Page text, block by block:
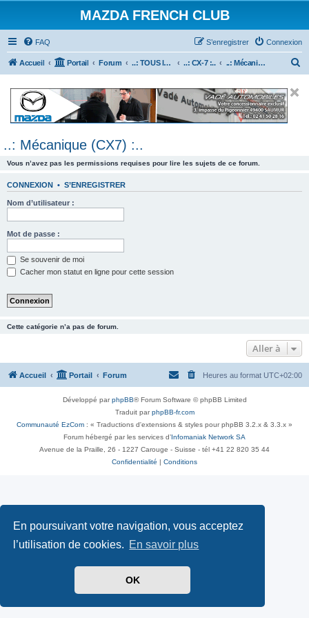
En poursuivant votre navigation, vous acceptez
l’utilisation de cookies. En savoir plus
OK
MAZDA FRENCH CLUB
FAQ Connexion
S’enregistrer
Accueil Portail Forum ..: TOUS les Véhicules MAZDA :.. ..: CX-7 :.. ..: Mécanique (CX7) :..
e
..: Mécanique (CX7) :..
Vous n’avez pas les permissions requises pour lire les sujets de ce forum.
CONNEXION • S’ENREGISTRER
Nom d’utilisateur :
Mot de passe :
Se souvenir de moi
Cacher mon statut en ligne pour cette session
Cette catégorie n’a pas de forum.
Aller à
Accueil Portail Forum Heures au format UTC+02:00
Développé parphpBB® Forum Software © phpBB Limited
Traduit parphpBB-fr.com
Communauté EzCom : « Traductions d'extensions & styles pour phpBB 3.2.x & 3.3.x »
Forum hébergé par les services d’ Infomaniak Network SA
Avenue de la Praille, 26 - 1227 Carouge - Suisse - tél +41 22 820 35 44
Confidentialité
Conditions